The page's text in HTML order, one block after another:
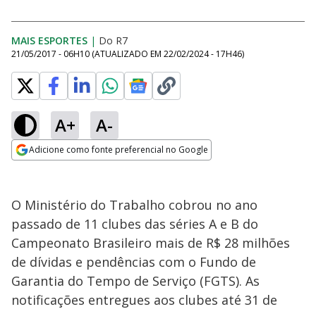
MAIS ESPORTES | Do R7
21/05/2017 - 06H10 (ATUALIZADO EM 22/02/2024 - 17H46)
A+ A-
Adicione como fonte preferencial no Google
O Ministério do Trabalho cobrou no ano
passado de 11 clubes das séries A e B do
Campeonato Brasileiro mais de R$ 28 milhões
de dívidas e pendências com o Fundo de
Garantia do Tempo de Serviço (FGTS). As
notificações entregues aos clubes até 31 de